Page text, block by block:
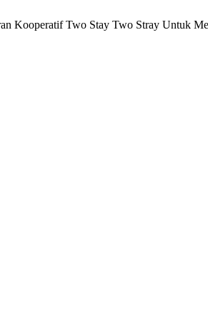
Kooperatif Two Stay Two Stray Untuk